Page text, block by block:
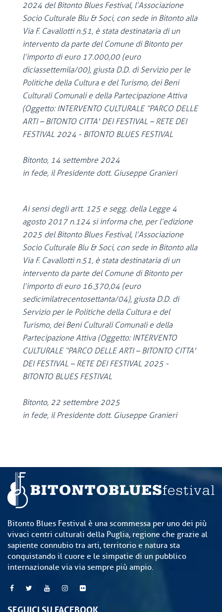
2024 del Bitonto Blues Festival, l’Associazione
Socio Culturale Blu & Soci, con sede in Bitonto alla
Via F. Cavallotti n.51, è stata destinataria di un
intervento da parte del Comune di Bitonto per
l’importo di euro 17.000,00 (euro
diciassettemila/00), giusta D.D. di Servizio per le
Politiche della Cultura e del Turismo, dei Beni
Culturali Comunali e della Partecipazione Attiva
(Oggetto: INTERVENTO CULTURALE “PARCO DELLE
ARTI – BITONTO CITTA' DEI FESTIVAL – RETE DEI
FESTIVAL 2024 - BITONTO BLUES FESTIVAL
Bitonto, 14 settembre 2024
in fede, il Presidente dott. Giuseppe Granieri
Ai sensi degli artt. 125 e segg. della Legge 4
agosto 2017 n.124 si informa che, per l’edizione
2025 del Bitonto Blues Festival, l’Associazione
Socio Culturale Blu & Soci, con sede in Bitonto alla
Via F. Cavallotti n.51, è stata destinataria di un
intervento da parte del Comune di Bitonto per
l’importo di euro 16.370,04 (euro
sedicimilatrecentosettanta/04), giusta D.D. di
Servizio per le Politiche della Cultura e del
Turismo, dei Beni Culturali Comunali e della
Partecipazione Attiva (Oggetto: INTERVENTO
CULTURALE “PARCO DELLE ARTI – BITONTO CITTA'
DEI FESTIVAL – RETE DEI FESTIVAL 2025 -
BITONTO BLUES FESTIVAL
Bitonto, 22 settembre 2025
in fede, il Presidente dott. Giuseppe Granieri
Bitonto Blues Festival è una scommessa per uno dei più
vivaci centri culturali della Puglia, regione che grazie al
sapiente connubio tra arti, territorio e natura sta
conquistando il cuore e le simpatie di un pubblico
internazionale via via sempre più ampio.
SEGUICI SU FACEBOOK